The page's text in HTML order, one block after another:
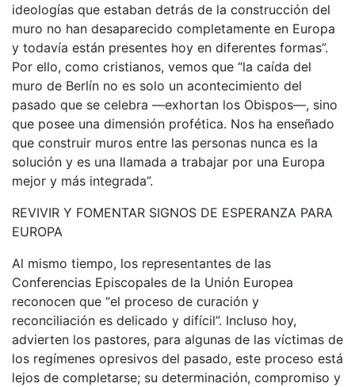
ideologías que estaban detrás de la construcción del
muro no han desaparecido completamente en Europa
y todavía están presentes hoy en diferentes formas”.
Por ello, como cristianos, vemos que “la caída del
muro de Berlín no es solo un acontecimiento del
pasado que se celebra —exhortan los Obispos—, sino
que posee una dimensión profética. Nos ha enseñado
que construir muros entre las personas nunca es la
solución y es una llamada a trabajar por una Europa
mejor y más integrada”.
REVIVIR Y FOMENTAR SIGNOS DE ESPERANZA PARA
EUROPA
Al mismo tiempo, los representantes de las
Conferencias Episcopales de la Unión Europea
reconocen que “el proceso de curación y
reconciliación es delicado y difícil”. Incluso hoy,
advierten los pastores, para algunas de las víctimas de
los regímenes opresivos del pasado, este proceso está
lejos de completarse; su determinación, compromiso y